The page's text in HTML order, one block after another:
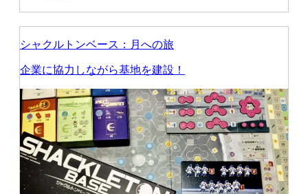
シャクルトンベース：月への旅
企業に協力しながら基地を建設！